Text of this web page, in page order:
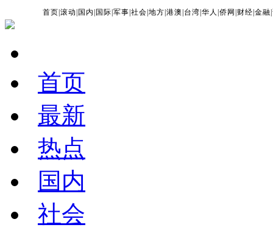
首页 |滚动 国内 国际 |军事 |社会 |地方 |港澳 台湾 |华人 |侨网 财经 |金融 |
首页
最新
热点
国内
社会